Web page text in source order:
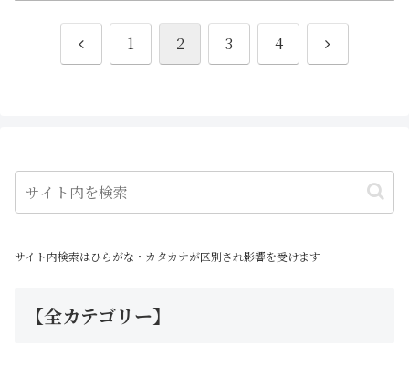
前
1 2 3 4
次
サイト内検索はひらがな・カタカナが区別され影響を受けます
【全カテゴリー】